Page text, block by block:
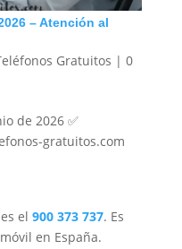
– Atención al
Gratuitos | 0
de 2026 ✅
gratuitos.com
el 900 373 737. Es
en España.